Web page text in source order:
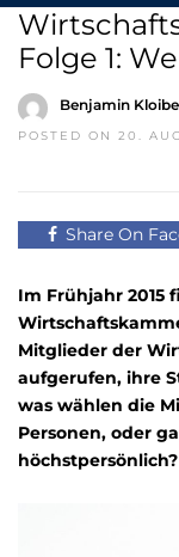
Folge 1:
Benjamin
POSTED ON 20.
Share On
Im Frühjahr 2015
Mitglieder der
aufgerufen, ihre
was wählen die
Personen, oder
höchstpersönlich?